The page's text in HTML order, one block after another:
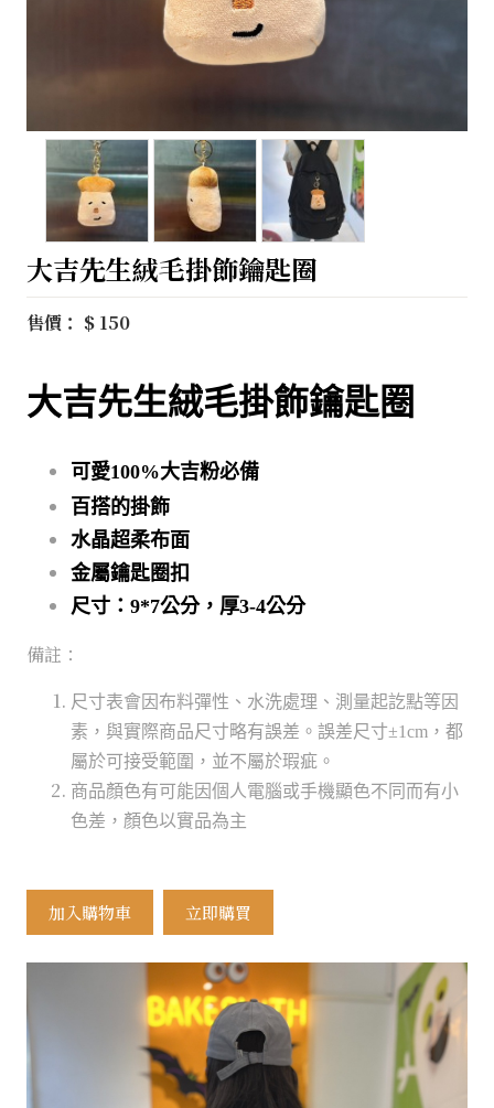
大吉先生絨毛掛飾鑰匙圈
售價： $ 150
大吉先生絨毛掛飾鑰匙圈
可愛100%大吉粉必備
百搭的掛飾
水晶超柔布面
金屬鑰匙圈扣
尺寸：9*7公分，厚3-4公分
備註：
尺寸表會因布料彈性、水洗處理、測量起訖點等因
素，與實際商品尺寸略有誤差。誤差尺寸±1cm，都
屬於可接受範圍，並不屬於瑕疵。
商品顏色有可能因個人電腦或手機顯色不同而有小
色差，顏色以實品為主
加入購物車 立即購買